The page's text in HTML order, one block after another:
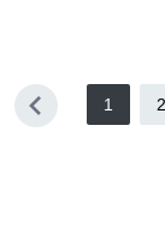
1 2